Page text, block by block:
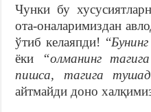
Чунки бу
ота-оналаримиздан
ўтиб келаяпди! “
ёки
“олманинг
пишса, тагига
айтмайди доно